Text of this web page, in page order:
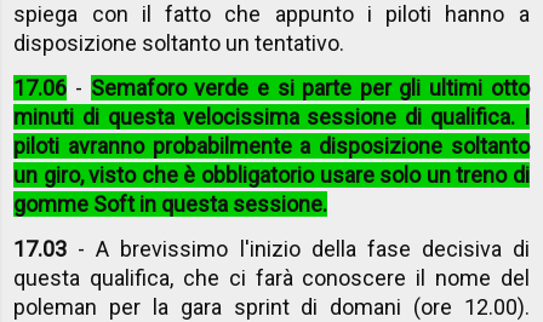
spiega con il fatto che appunto i piloti hanno a
disposizione soltanto un tentativo.
17.06 - Semaforo verde e si parte per gli ultimi otto
minuti di questa velocissima sessione di qualifica. I
piloti avranno probabilmente a disposizione soltanto
un giro, visto che è obbligatorio usare solo un treno di
gomme Soft in questa sessione.
17.03 - A brevissimo l'inizio della fase decisiva di
questa qualifica, che ci farà conoscere il nome del
poleman per la gara sprint di domani (ore 12.00).